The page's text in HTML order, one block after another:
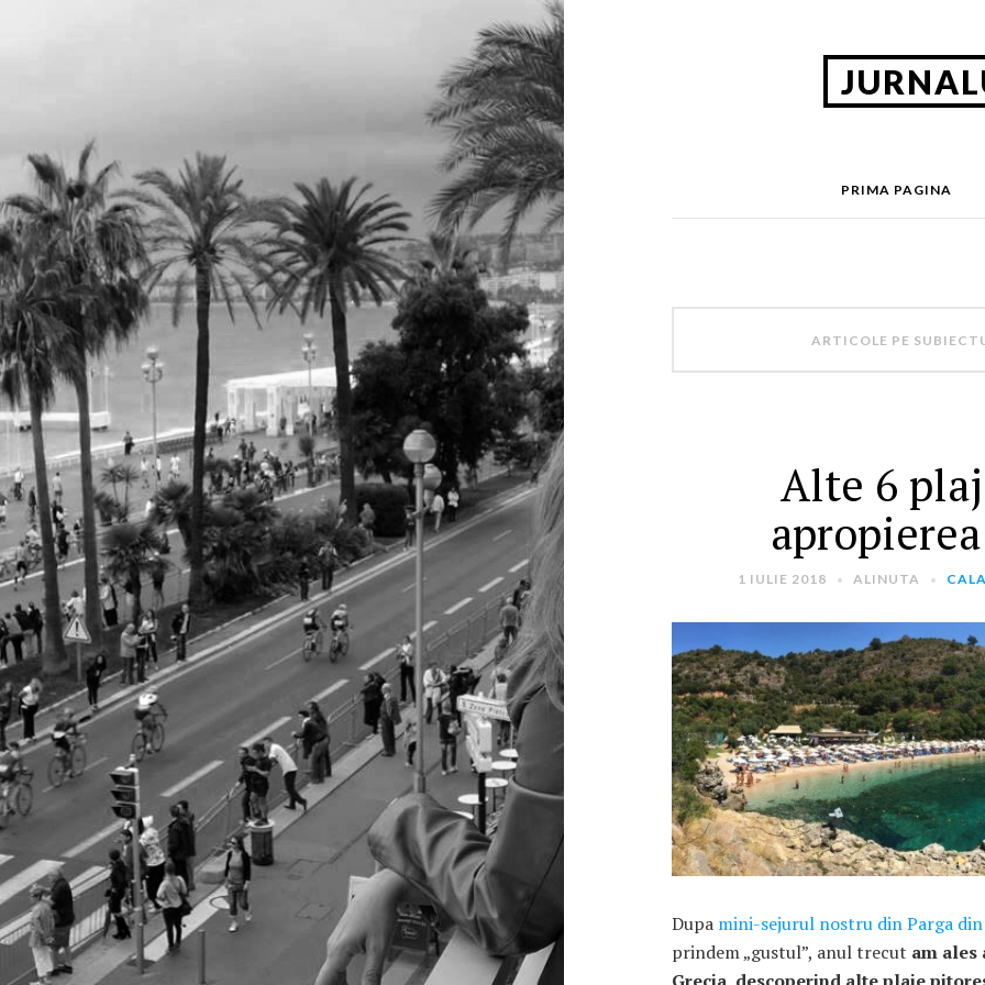
PRIMA PAGINA
ARTICOLE PE
Alte 6
1 IULIE 2018 ALINUTA
Dupa mini-sejurul nostru din Parga
prindem „gustul”, anul trecut am ales